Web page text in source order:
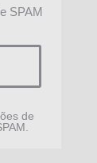
SPAM
de